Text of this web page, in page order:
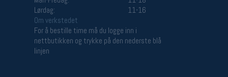
Lørdag:
11-16
Om verkstedet
For å bestille time må du logge inn i
nettbutikken og trykke på den nederste blå
linjen